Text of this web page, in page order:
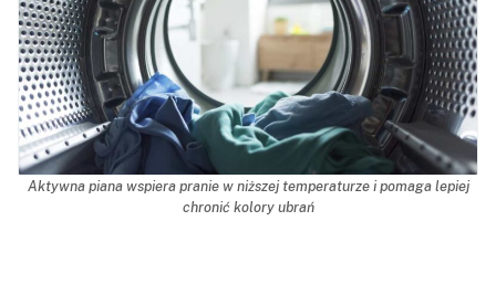
Aktywna piana wspiera pranie w niższej temperaturze i pomaga lepiej
chronić kolory ubrań